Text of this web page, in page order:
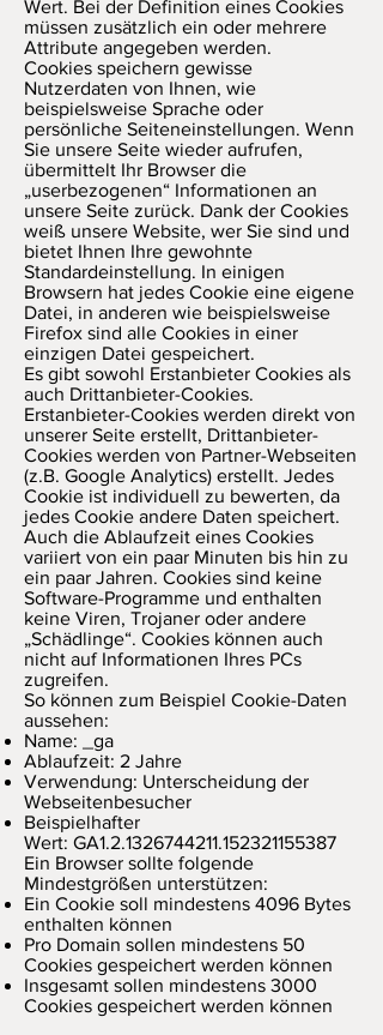
Wert. Bei der Definition eines Cookies
müssen zusätzlich ein oder mehrere
Attribute angegeben werden.
Cookies speichern gewisse
Nutzerdaten von Ihnen, wie
beispielsweise Sprache oder
persönliche Seiteneinstellungen. Wenn
Sie unsere Seite wieder aufrufen,
übermittelt Ihr Browser die
„userbezogenen“ Informationen an
unsere Seite zurück. Dank der Cookies
weiß unsere Website, wer Sie sind und
bietet Ihnen Ihre gewohnte
Standardeinstellung. In einigen
Browsern hat jedes Cookie eine eigene
Datei, in anderen wie beispielsweise
Firefox sind alle Cookies in einer
einzigen Datei gespeichert.
Es gibt sowohl Erstanbieter Cookies als
auch Drittanbieter-Cookies.
Erstanbieter-Cookies werden direkt von
unserer Seite erstellt, Drittanbieter-
Cookies werden von Partner-Webseiten
(z.B. Google Analytics) erstellt. Jedes
Cookie ist individuell zu bewerten, da
jedes Cookie andere Daten speichert.
Auch die Ablaufzeit eines Cookies
variiert von ein paar Minuten bis hin zu
ein paar Jahren. Cookies sind keine
Software-Programme und enthalten
keine Viren, Trojaner oder andere
„Schädlinge“. Cookies können auch
nicht auf Informationen Ihres PCs
zugreifen.
So können zum Beispiel Cookie-Daten
aussehen:
Name: _ga
Ablaufzeit: 2 Jahre
Verwendung: Unterscheidung der
Webseitenbesucher
Beispielhafter
Wert: GA1.2.1326744211.152321155387
Ein Browser sollte folgende
Mindestgrößen unterstützen:
Ein Cookie soll mindestens 4096 Bytes
enthalten können
Pro Domain sollen mindestens 50
Cookies gespeichert werden können
Insgesamt sollen mindestens 3000
Cookies gespeichert werden können